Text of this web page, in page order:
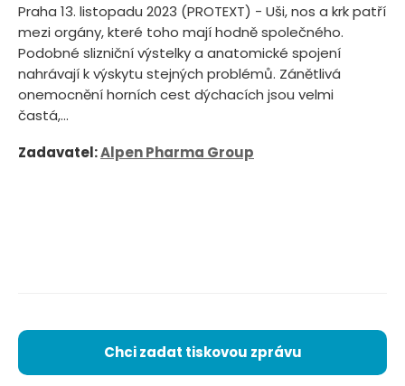
Praha 13. listopadu 2023 (PROTEXT) - Uši, nos a krk patří
mezi orgány, které toho mají hodně společného.
Podobné slizniční výstelky a anatomické spojení
nahrávají k výskytu stejných problémů. Zánětlivá
onemocnění horních cest dýchacích jsou velmi
častá,...
Zadavatel:Alpen Pharma Group
Chci zadat tiskovou zprávu